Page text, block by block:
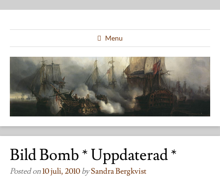
Menu
Bild Bomb * Uppdaterad *
Posted on10 juli, 2010 bySandra Bergkvist